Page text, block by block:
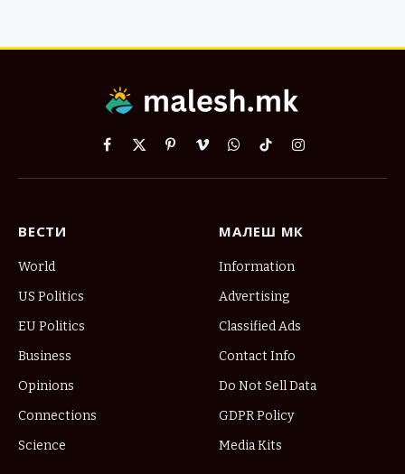
Facebook
X
PinterestVimeoWhatsApp
TikTokInstagram
ВЕСТИ
World
US Politics
EU Politics
Business
Opinions
Connections
Science
МАЛЕШ МК
Information
Advertising
Classified Ads
Contact Info
Do Not Sell Data
GDPR Policy
Media Kits